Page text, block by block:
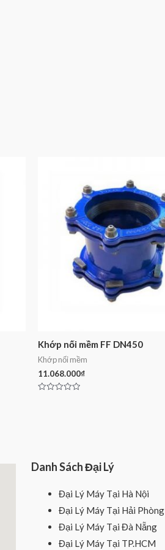
Khớp nối mềm FF DN450
Khớp nối mềm
11.068.000₫
Danh Sách Đại Lý
Đại Lý Máy Tại Hà Nội
Đại Lý Máy Tại Hải Phòng
Đại Lý Máy Tại Đà Nẵng
Đại Lý Máy Tại TP.HCM